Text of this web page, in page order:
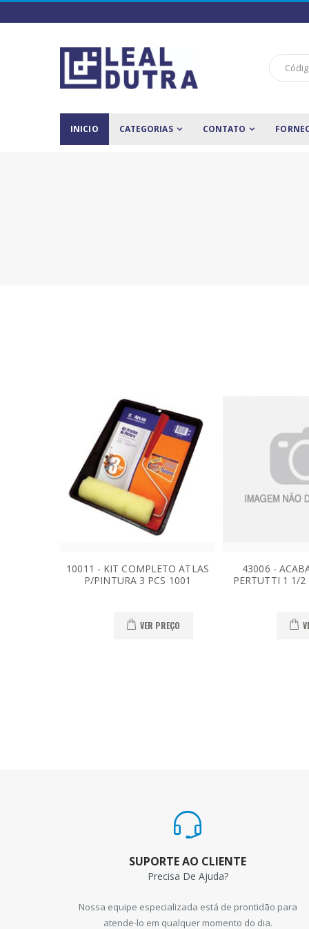
INICIO CATEGORIAS CONTATO
10011 - KIT COMPLETO ATLAS
P/PINTURA 3 PCS 1001
VER PREÇO
43006 -
PERTUTTI 1 1/2
SUPORTE AO CLIENTE
Precisa De Ajuda?
Nossa equipe especializada está de prontidão para
atende-lo em qualquer momento do dia.